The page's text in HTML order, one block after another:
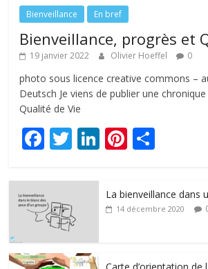
Bienveillance En bref
Bienveillance, progrès et
19 janvier 2022 Olivier Hoeffel 0
photo sous licence creative commons –
Deutsch Je viens de publier une
Qualité de Vie
F
e
b
o
o
T
itt
er
Li
e
Pi
e g
La bienveillance dans
14 décembre 2020